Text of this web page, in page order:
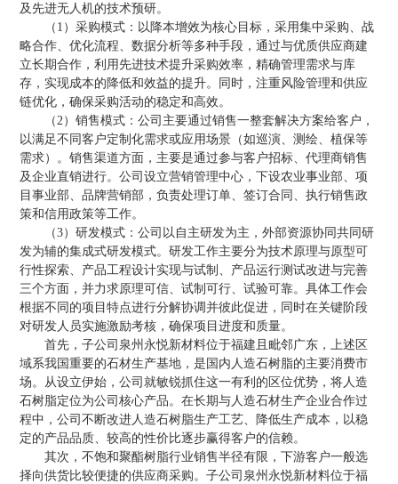
及先进无人机的技术预研。
（1）采购模式：以降本增效为核心目标，采用集中采购、战
略合作、优化流程、数据分析等多种手段，通过与优质供应商建
立长期合作，利用先进技术提升采购效率，精确管理需求与库
存，实现成本的降低和效益的提升。同时，注重风险管理和供应
链优化，确保采购活动的稳定和高效。
（2）销售模式：公司主要通过销售一整套解决方案给客户，
以满足不同客户定制化需求或应用场景（如巡演、测绘、植保等
需求）。销售渠道方面，主要是通过参与客户招标、代理商销售
及企业直销进行。公司设立营销管理中心，下设农业事业部、项
目事业部、品牌营销部，负责处理订单、签订合同、执行销售政
策和信用政策等工作。
（3）研发模式：公司以自主研发为主，外部资源协同共同研
发为辅的集成式研发模式。研发工作主要分为技术原理与原型可
行性探索、产品工程设计实现与试制、产品运行测试改进与完善
三个方面，并力求原理可信、试制可行、试验可靠。具体工作会
根据不同的项目特点进行分解协调并彼此促进，同时在关键阶段
对研发人员实施激励考核，确保项目进度和质量。
首先，子公司泉州永悦新材料位于福建且毗邻广东，上述区
域系我国重要的石材生产基地，是国内人造石树脂的主要消费市
场。从设立伊始，公司就敏锐抓住这一有利的区位优势，将人造
石树脂定位为公司核心产品。在长期与人造石材生产企业合作过
程中，公司不断改进人造石树脂生产工艺、降低生产成本，以稳
定的产品品质、较高的性价比逐步赢得客户的信赖。
其次，不饱和聚酯树脂行业销售半径有限，下游客户一般选
择向供货比较便捷的供应商采购。子公司泉州永悦新材料位于福